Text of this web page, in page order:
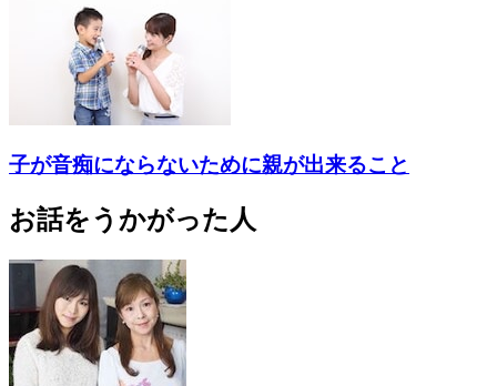
子が音痴にならないために親が出来ること
お話をうかがった人